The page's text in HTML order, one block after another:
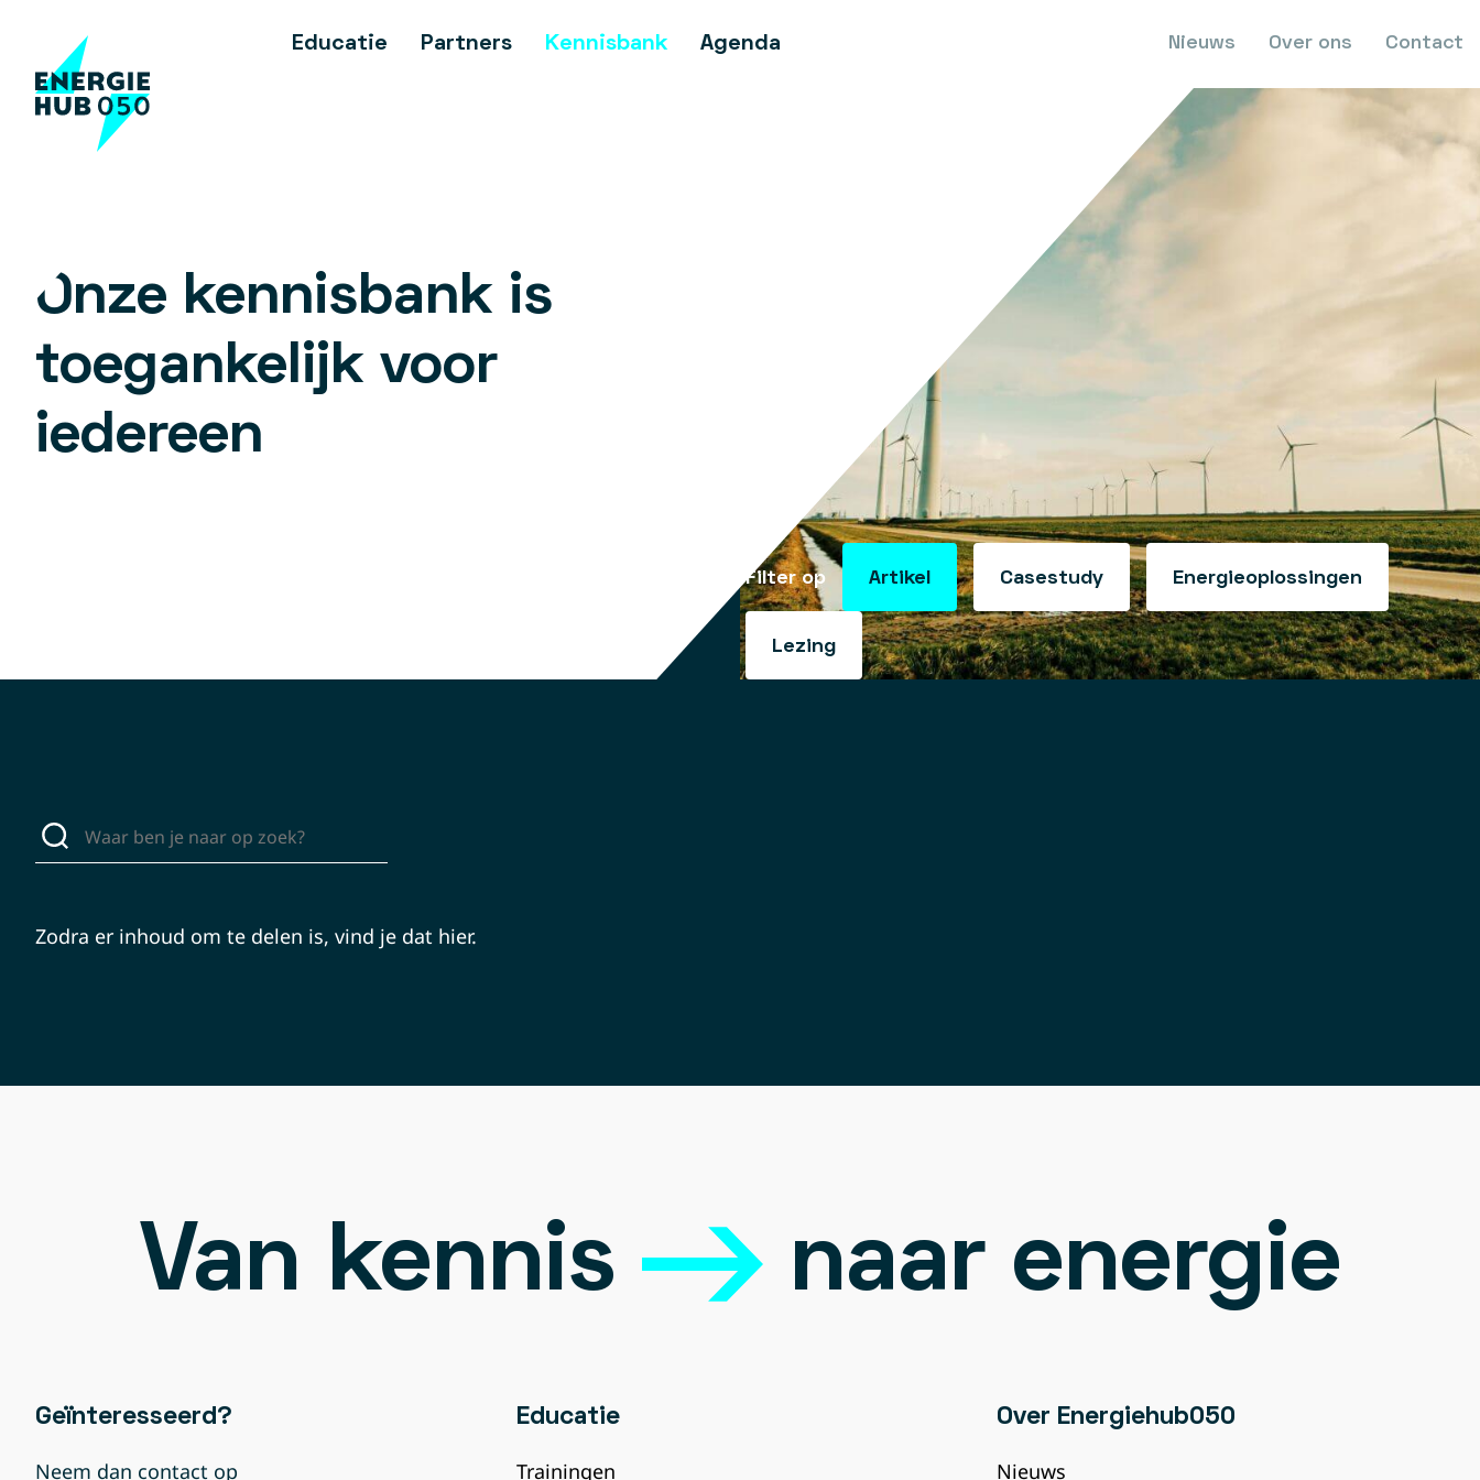
Educatie Partners Kennisbank Agenda Nieuws Over ons Contact
Onze kennisbank is
toegankelijk voor
iedereen
Filter op Artikel Casestudy Energieoplossingen
Lezing
Zodra er inhoud om te delen is, vind je dat hier.
Van kennis naar energie
Geïnteresseerd?
Neem dan contact op
Educatie
Trainingen
Over Energiehub050
Nieuws